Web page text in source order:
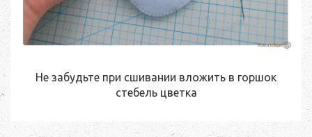
Не забудьте при сшивании вложить в горшок
стебель цветка